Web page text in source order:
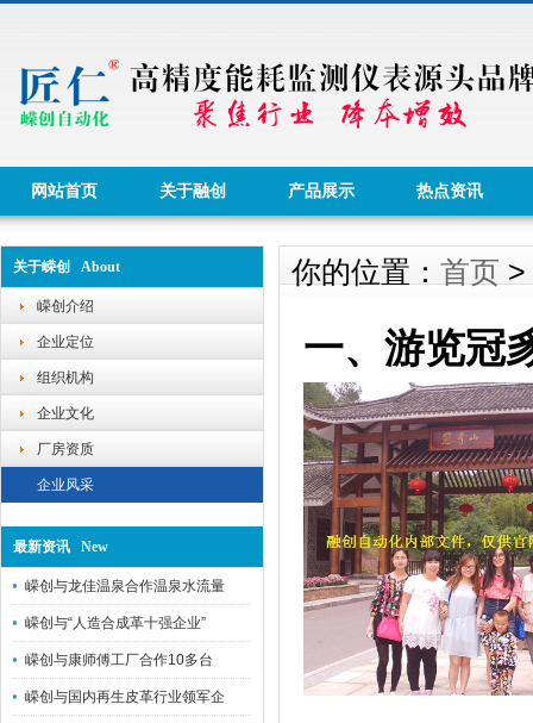
网站首页 关于融创 产品展示 热点资讯
关于嵘创 About
嵘创介绍
企业定位
组织机构
企业文化
厂房资质
企业风采
最新资讯 New
嵘创与龙佳温泉合作温泉水流量
嵘创与“人造合成革十强企业”
嵘创与康师傅工厂合作10多台
嵘创与国内再生皮革行业领军企
你的位置： 首页 >
一、游览冠